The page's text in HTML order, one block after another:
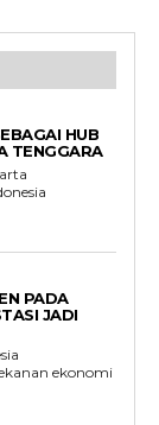
HUB
TENGGARA
PADA
JADI
ekonomi